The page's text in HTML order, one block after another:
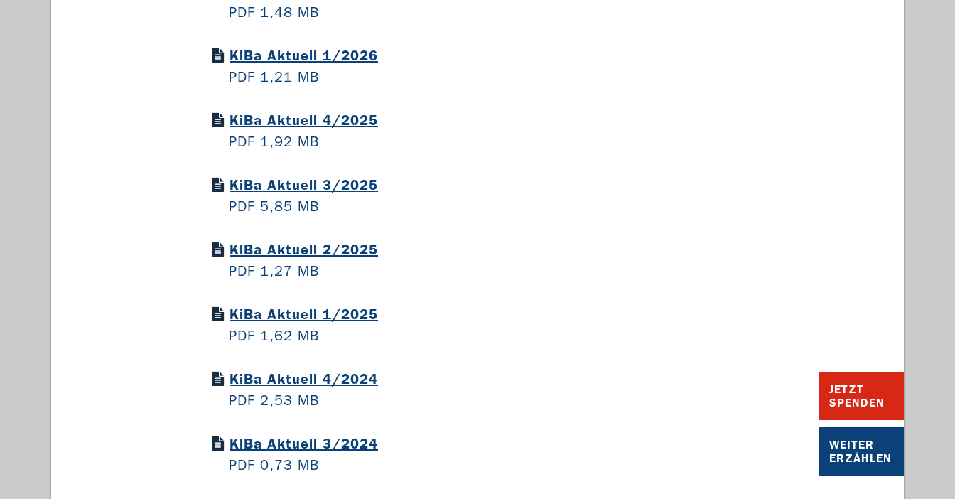
JETZT
SPENDEN
WEITER
ERZÄHLEN
PDF 1,48 MB
KiBa Aktuell 1/2026
PDF 1,21 MB
KiBa Aktuell 4/2025
PDF 1,92 MB
KiBa Aktuell 3/2025
PDF 5,85 MB
KiBa Aktuell 2/2025
PDF 1,27 MB
KiBa Aktuell 1/2025
PDF 1,62 MB
KiBa Aktuell 4/2024
PDF 2,53 MB
KiBa Aktuell 3/2024
PDF 0,73 MB